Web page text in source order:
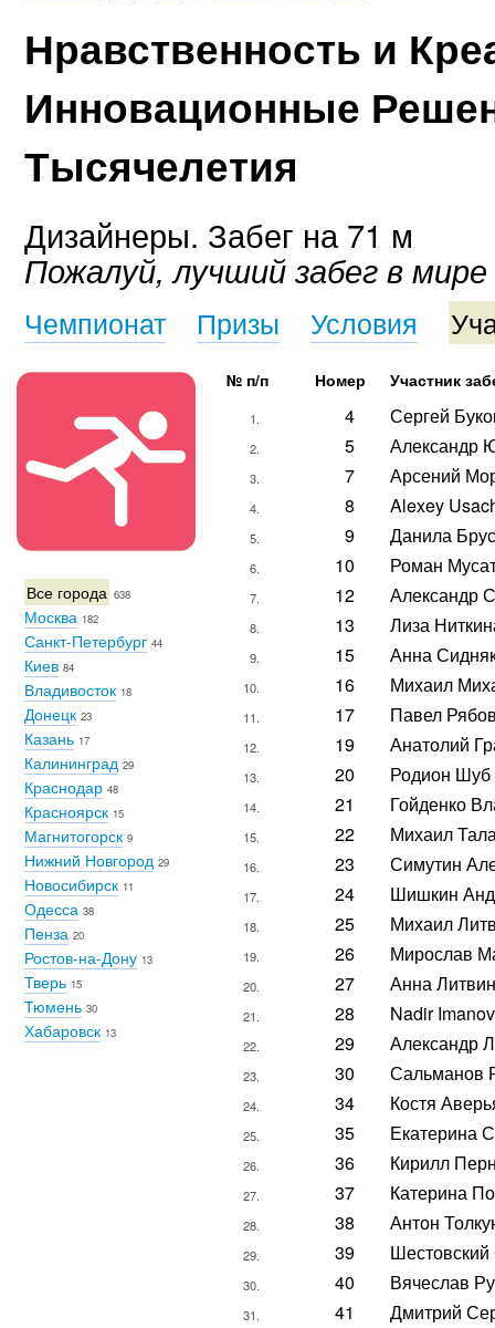
Нравственность и
Инновационные
Тысячелетия
Дизайнеры. Забег на 71 м
Пожалуй, лучший забег в мире
Чемпионат Призы Условия
Все города 638
Москва 182
Санкт-Петербург 44
Киев 84
Владивосток 18
Донецк 23
Казань 17
Калининград 29
Краснодар 48
Красноярск 15
Магнитогорск 9
Нижний Новгород 29
Новосибирск 11
Одесса 38
Пенза 20
Ростов-на-Дону 13
Тверь 15
Тюмень 30
Хабаровск 13
№ п/п Номер Участник
1. 4 Сергей
2. 5 Александр
3. 7 Арсений
4. 8 Alexey
5. 9 Данила
6. 10 Роман
7. 12 Александр
8. 13 Лиза
9. 15 Анна
10. 16 Михаил
11. 17 Павел
12. 19 Анатолий
13. 20 Родион Шуб
14. 21 Гойденко
15. 22 Михаил
16. 23 Симутин
17. 24 Шишкин
18. 25 Михаил
19. 26 Мирослав
20. 27 Анна
21. 28 Nadir Imanov
22. 29 Александр
23. 30 Сальманов
24. 34 Костя
25. 35 Екатерина
26. 36 Кирилл
27. 37 Катерина
28. 38 Антон
29. 39
30. 40 Вячеслав
31. 41 Дмитрий